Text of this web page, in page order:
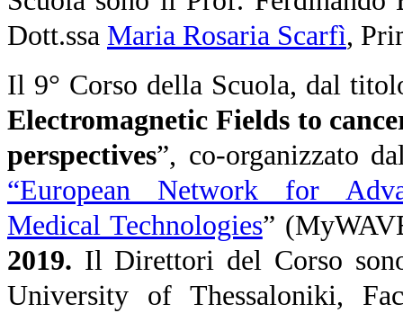
Dott.ssa Maria Rosaria Scarfì,
Il 9° Corso della Scuola, dal
Electromagnetic Fields to
perspectives”, co-organizzato
“European Network for
Medical Technologies”
2019. Il Direttori del Corso
University of Thessaloniki,